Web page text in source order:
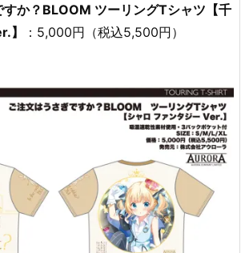
か？BLOOM ツーリングTシャツ【千
】
：5,000円（税込5,500円）